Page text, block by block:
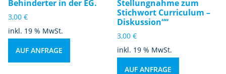
Behinderter in der EG.
3,00 €
inkl. 19 % MwSt.
AUF ANFRAGE
Stellungnahme zum
Stichwort Curriculum –
Diskussion““
3,00€
inkl. 19 % MwSt.
AUF ANFRAGE